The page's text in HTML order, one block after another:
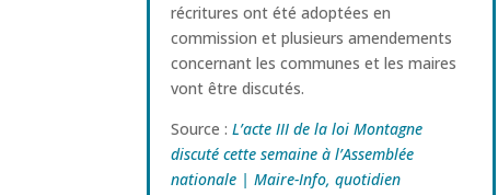
récritures ont été adoptées en
commission et plusieurs amendements
concernant les communes et les maires
vont être discutés.
Source :L’acte III de la loi Montagne
discuté cette semaine à l’Assemblée
nationale | Maire-Info, quotidien